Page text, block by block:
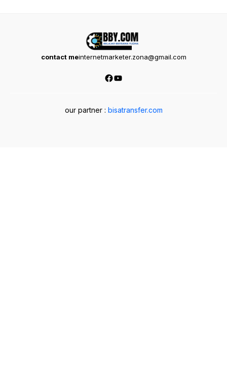
contact meinternetmarketer.zona@gmail.com
Facebook
YouTube
our partner : bisatransfer.com